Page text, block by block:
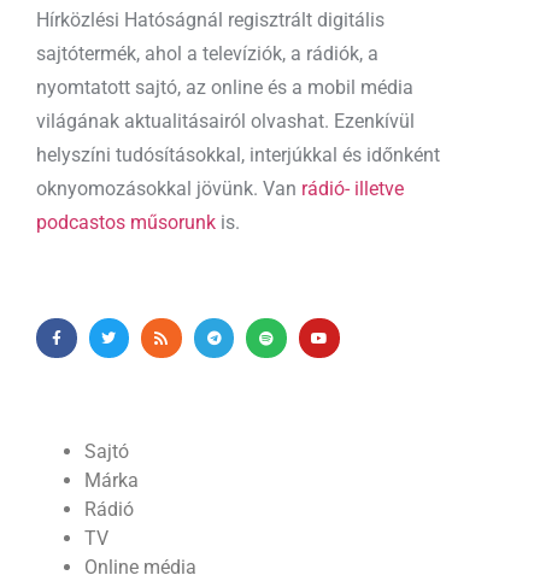
Hírközlési Hatóságnál regisztrált digitális
sajtótermék, ahol a televíziók, a rádiók, a
nyomtatott sajtó, az online és a mobil média
világának aktualitásairól olvashat. Ezenkívül
helyszíni tudósításokkal, interjúkkal és időnként
oknyomozásokkal jövünk. Van rádió- illetve
podcastos műsorunk is.
Sajtó
Márka
Rádió
TV
Online média